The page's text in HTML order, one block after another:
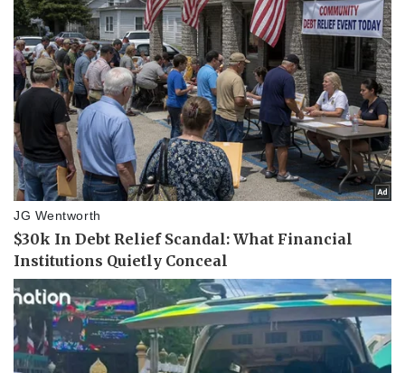
Sức khỏe
Dinh dưỡng - món ngon
Cây thuốc
Sản phụ khoa
Nhi khoa
Nam khoa
Làm đẹp - giảm cân
Phòng mạch online
Ăn sạch sống khỏe
Đời sống
Nhà đẹp
Blog
Tình yêu - Gia đình